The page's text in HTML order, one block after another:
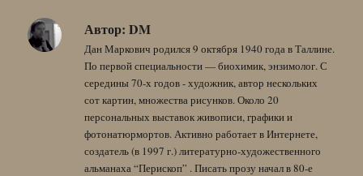
Автор: DM
Дан Маркович родился 9 октября 1940 года в Таллине.
По первой специальности — биохимик, энзимолог. С
середины 70-х годов - художник, автор нескольких
сот картин, множества рисунков. Около 20
персональных выставок живописи, графики и
фотонатюрмортов. Активно работает в Интернете,
создатель (в 1997 г.) литературно-художественного
альманаха “Перископ” . Писать прозу начал в 80-е